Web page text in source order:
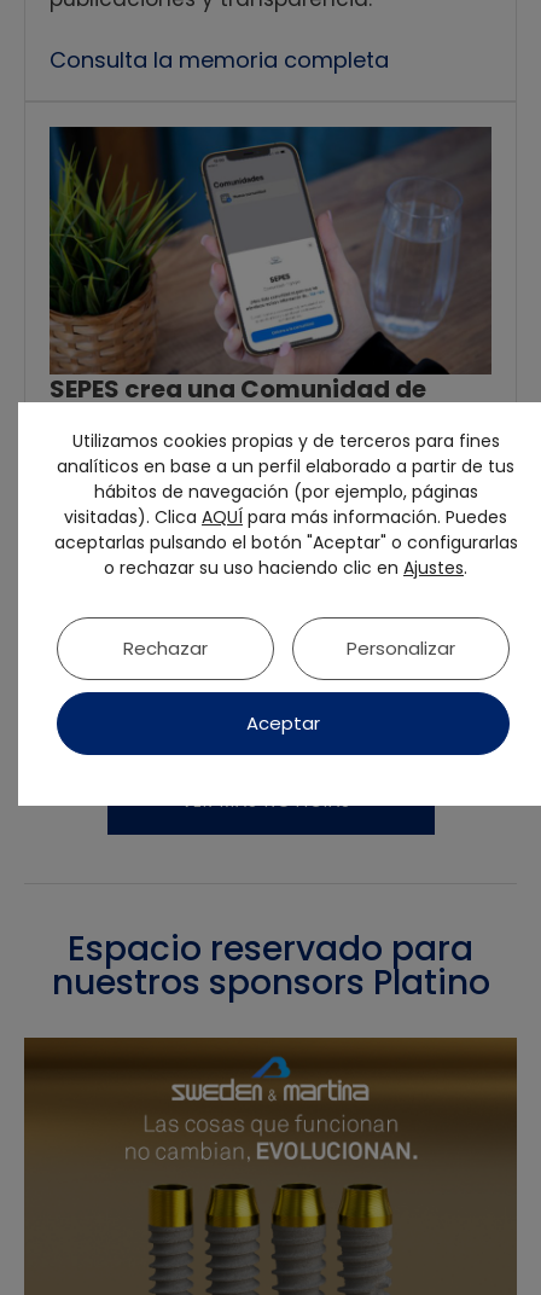
Consulta la memoria completa
SEPES crea una Comunidad de
para ti.
Un espacio de comunicación inmediata
para compartir información todas las
novedades de SEPES con vosotros. Únete
y conoce noticias exclusivas, todo sobre
mucho más. ¡Te esperamos!
¡Únete a nuestra Comunidad de
Whatsapp!
VER MÁS NOTICIAS
Espacio reservado para
nuestros sponsors Platino
Utilizamos cookies propias y de terceros para fines
analíticos en base a un perfil elaborado a partir de tus
hábitos de navegación (por ejemplo, páginas
visitadas). Clica AQUÍ para más información. Puedes
aceptarlas pulsando el botón "Aceptar" o configurarlas
o rechazar su uso haciendo clic en Ajustes.
Aceptar
Rechazar Personalizar